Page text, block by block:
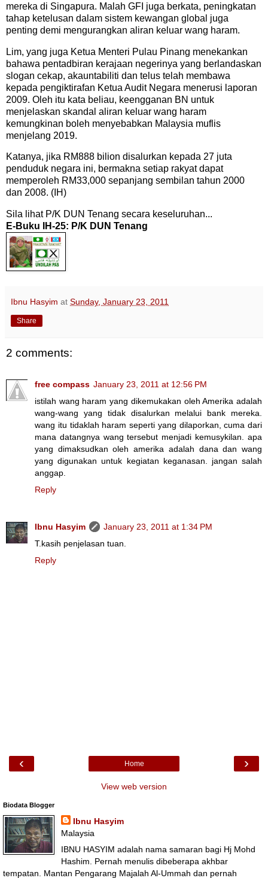
mereka di Singapura. Malah GFI juga berkata, peningkatan
tahap ketelusan dalam sistem kewangan global juga
penting demi mengurangkan aliran keluar wang haram.
Lim, yang juga Ketua Menteri Pulau Pinang menekankan
bahawa pentadbiran kerajaan negerinya yang berlandaskan
slogan cekap, akauntabiliti dan telus telah membawa
kepada pengiktirafan Ketua Audit Negara menerusi laporan
2009. Oleh itu kata beliau, keengganan BN untuk
menjelaskan skandal aliran keluar wang haram
kemungkinan boleh menyebabkan Malaysia muflis
menjelang 2019.
Katanya, jika RM888 bilion disalurkan kepada 27 juta
penduduk negara ini, bermakna setiap rakyat dapat
memperoleh RM33,000 sepanjang sembilan tahun 2000
dan 2008. (IH)
Sila lihat P/K DUN Tenang secara keseluruhan...
E-Buku IH-25: P/K DUN Tenang
Ibnu Hasyim at Sunday, January 23, 2011
Share
2 comments:
free compass January 23, 2011 at 12:56 PM
istilah wang haram yang dikemukakan oleh Amerika adalah
wang-wang yang tidak disalurkan melalui bank mereka.
wang itu tidaklah haram seperti yang dilaporkan, cuma dari
mana datangnya wang tersebut menjadi kemusykilan. apa
yang dimaksudkan oleh amerika adalah dana dan wang
yang digunakan untuk kegiatan keganasan. jangan salah
anggap.
Reply
Ibnu Hasyim
January 23, 2011 at 1:34 PM
T.kasih penjelasan tuan.
Reply
‹ ›
Home
View web version
Biodata Blogger
Ibnu Hasyim
Malaysia
IBNU HASYIM adalah nama samaran bagi Hj Mohd
Hashim. Pernah menulis dibeberapa akhbar
tempatan. Mantan Pengarang Majalah Al-Ummah dan pernah